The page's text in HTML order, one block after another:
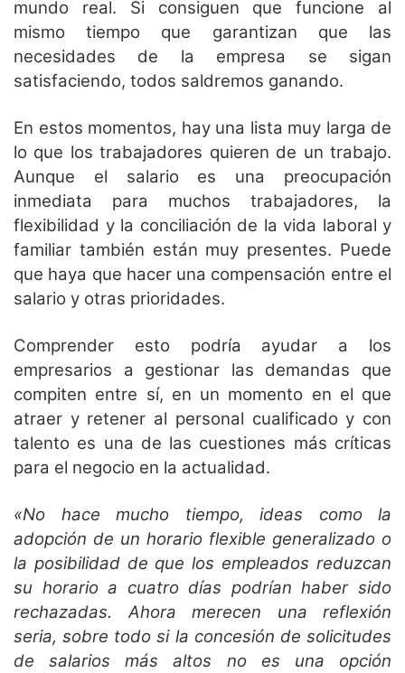
mundo real. Si consiguen que funcione al
mismo tiempo que garantizan que las
necesidades de la empresa se sigan
satisfaciendo, todos saldremos ganando.
En estos momentos, hay una lista muy larga de
lo que los trabajadores quieren de un trabajo.
Aunque el salario es una preocupación
inmediata para muchos trabajadores, la
flexibilidad y la conciliación de la vida laboral y
familiar también están muy presentes. Puede
que haya que hacer una compensación entre el
salario y otras prioridades.
Comprender esto podría ayudar a los
empresarios a gestionar las demandas que
compiten entre sí, en un momento en el que
atraer y retener al personal cualificado y con
talento es una de las cuestiones más críticas
para el negocio en la actualidad.
«No hace mucho tiempo, ideas como la
adopción de un horario flexible generalizado o
la posibilidad de que los empleados reduzcan
su horario a cuatro días podrían haber sido
rechazadas. Ahora merecen una reflexión
seria, sobre todo si la concesión de solicitudes
de salarios más altos no es una opción